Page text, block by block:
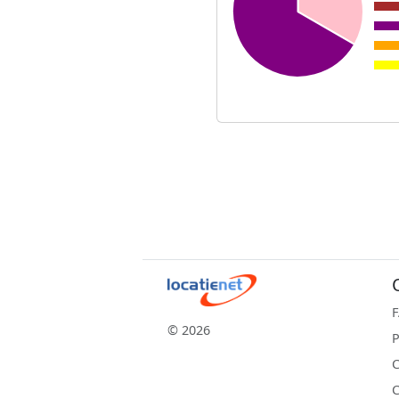
© 2026